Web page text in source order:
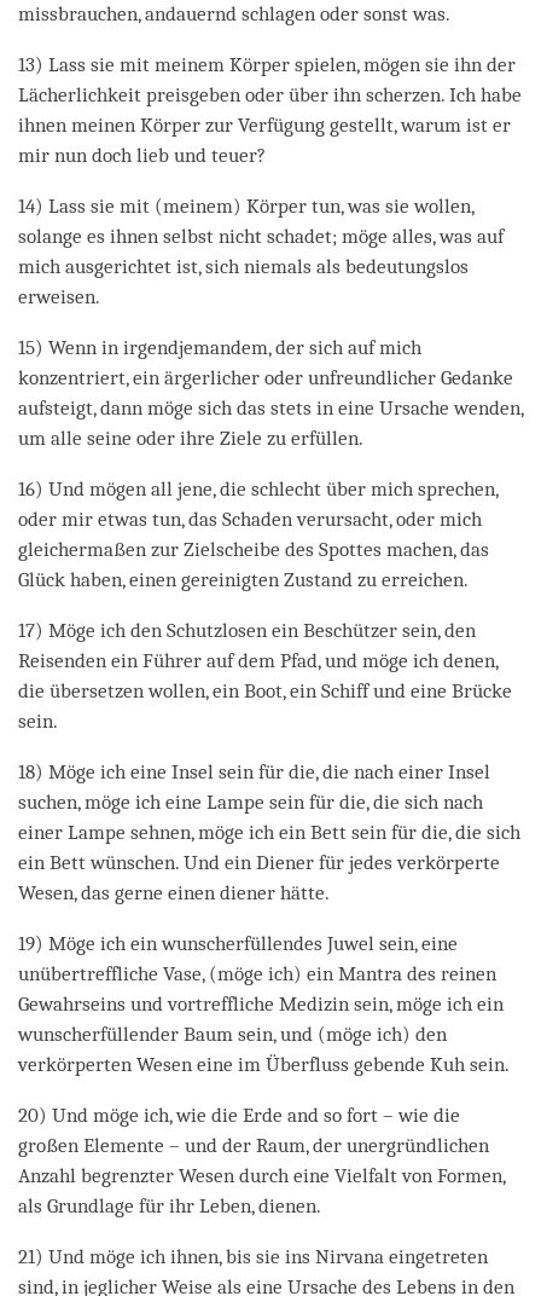
missbrauchen, andauernd schlagen oder sonst was.
13) Lass sie mit meinem Körper spielen, mögen sie ihn der
Lächerlichkeit preisgeben oder über ihn scherzen. Ich habe
ihnen meinen Körper zur Verfügung gestellt, warum ist er
mir nun doch lieb und teuer?
14) Lass sie mit (meinem) Körper tun, was sie wollen,
solange es ihnen selbst nicht schadet; möge alles, was auf
mich ausgerichtet ist, sich niemals als bedeutungslos
erweisen.
15) Wenn in irgendjemandem, der sich auf mich
konzentriert, ein ärgerlicher oder unfreundlicher Gedanke
aufsteigt, dann möge sich das stets in eine Ursache wenden,
um alle seine oder ihre Ziele zu erfüllen.
16) Und mögen all jene, die schlecht über mich sprechen,
oder mir etwas tun, das Schaden verursacht, oder mich
gleichermaßen zur Zielscheibe des Spottes machen, das
Glück haben, einen gereinigten Zustand zu erreichen.
17) Möge ich den Schutzlosen ein Beschützer sein, den
Reisenden ein Führer auf dem Pfad, und möge ich denen,
die übersetzen wollen, ein Boot, ein Schiff und eine Brücke
sein.
18) Möge ich eine Insel sein für die, die nach einer Insel
suchen, möge ich eine Lampe sein für die, die sich nach
einer Lampe sehnen, möge ich ein Bett sein für die, die sich
ein Bett wünschen. Und ein Diener für jedes verkörperte
Wesen, das gerne einen diener hätte.
19) Möge ich ein wunscherfüllendes Juwel sein, eine
unübertreffliche Vase, (möge ich) ein Mantra des reinen
Gewahrseins und vortreffliche Medizin sein, möge ich ein
wunscherfüllender Baum sein, und (möge ich) den
verkörperten Wesen eine im Überfluss gebende Kuh sein.
20) Und möge ich, wie die Erde and so fort – wie die
großen Elemente – und der Raum, der unergründlichen
Anzahl begrenzter Wesen durch eine Vielfalt von Formen,
als Grundlage für ihr Leben, dienen.
21) Und möge ich ihnen, bis sie ins Nirvana eingetreten
sind, in jeglicher Weise als eine Ursache des Lebens in den